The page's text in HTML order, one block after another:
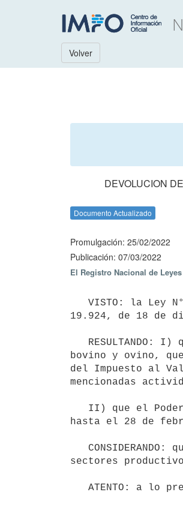
Volver
DEVOLUCION
Documento Actualizado
Promulgación: 25/02/2022
Publicación: 07/03/2022
El Registro Nacional de
19.924, de 18 de
bovino y ovino,
del Impuesto al
mencionadas
hasta el 28 de
sectores